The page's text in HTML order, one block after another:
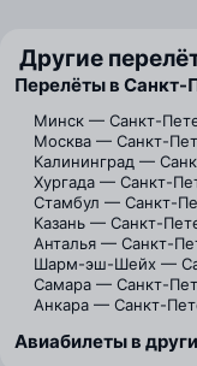
Другие
Перелёты в Санкт-
Минск — Санкт-
Москва — Санкт-
Калининград —
Хургада — Санкт-
Стамбул — Санкт-
Казань — Санкт-
Анталья — Санкт-
Шарм-эш-Шейх —
Самара — Санкт-
Анкара — Санкт-
Авиабилеты в